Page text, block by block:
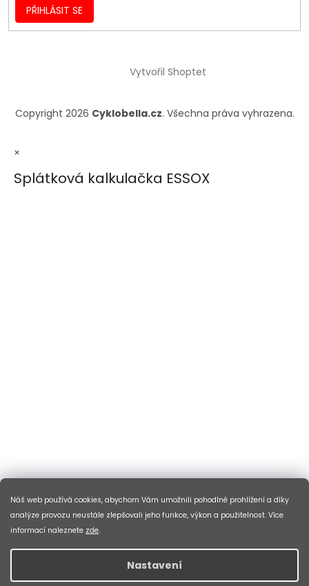
Náš web používá cookies, abychom Vám umožnili pohodlné prohlížení a díky
analýze provozu neustále zlepšovali jeho funkce, výkon a použitelnost. Více
informací naleznete zde.
Nastavení
PŘIHLÁSIT SE
Vytvořil Shoptet
Copyright 2026 Cyklobella.cz. Všechna práva vyhrazena.
×
Splátková kalkulačka ESSOX